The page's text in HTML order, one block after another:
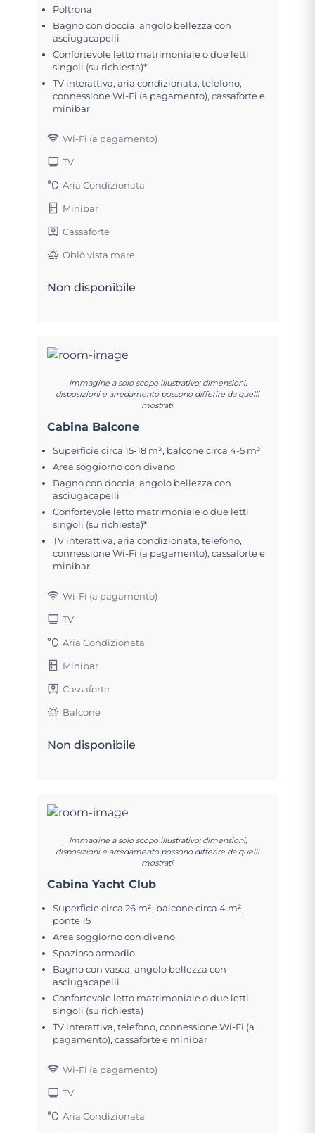
Poltrona
Bagno con doccia, angolo bellezza con
asciugacapelli
Confortevole letto matrimoniale o due letti
singoli (su richiesta)*
TV interattiva, aria condizionata, telefono,
connessione Wi-Fi (a pagamento), cassaforte e
minibar
Wi-Fi (a pagamento)
TV
Aria Condizionata
Minibar
Cassaforte
Oblò vista mare
Non disponibile
Immagine a solo scopo illustrativo; dimensioni,
disposizioni e arredamento possono differire da quelli
mostrati.
Cabina Balcone
Superficie circa 15-18 m², balcone circa 4-5 m²
Area soggiorno con divano
Bagno con doccia, angolo bellezza con
asciugacapelli
Confortevole letto matrimoniale o due letti
singoli (su richiesta)*
TV interattiva, aria condizionata, telefono,
connessione Wi-Fi (a pagamento), cassaforte e
minibar
Wi-Fi (a pagamento)
TV
Aria Condizionata
Minibar
Cassaforte
Balcone
Non disponibile
Immagine a solo scopo illustrativo; dimensioni,
disposizioni e arredamento possono differire da quelli
mostrati.
Cabina Yacht Club
Superficie circa 26 m², balcone circa 4 m²,
ponte 15
Area soggiorno con divano
Spazioso armadio
Bagno con vasca, angolo bellezza con
asciugacapelli
Confortevole letto matrimoniale o due letti
singoli (su richiesta)
TV interattiva, telefono, connessione Wi-Fi (a
pagamento), cassaforte e minibar
Wi-Fi (a pagamento)
TV
Aria Condizionata